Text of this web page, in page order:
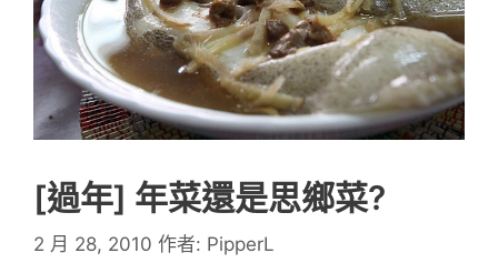
[過年] 年菜還是思鄉菜?
2 月 28, 2010 作者: PipperL